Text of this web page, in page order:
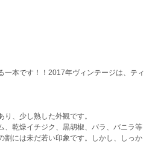
本です！！2017年ヴィンテージは、ティ
、少し熟した外観です。
、乾燥イチジク、黒胡椒、バラ、バニラ等
割には未だ若い印象です。しかし、しっか